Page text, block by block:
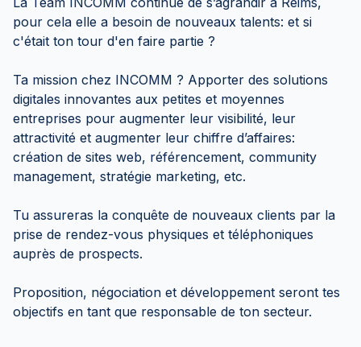
pour cela elle a besoin de nouveaux talents: et si
c'était ton tour d'en faire partie ?
Ta mission chez INCOMM ? Apporter des solutions
digitales innovantes aux petites et moyennes
entreprises pour augmenter leur visibilité, leur
attractivité et augmenter leur chiffre d’affaires:
création de sites web, référencement, community
management, stratégie marketing, etc.
Tu assureras la conquête de nouveaux clients par la
prise de rendez-vous physiques et téléphoniques
auprès de prospects.
Proposition, négociation et développement seront tes
objectifs en tant que responsable de ton secteur.